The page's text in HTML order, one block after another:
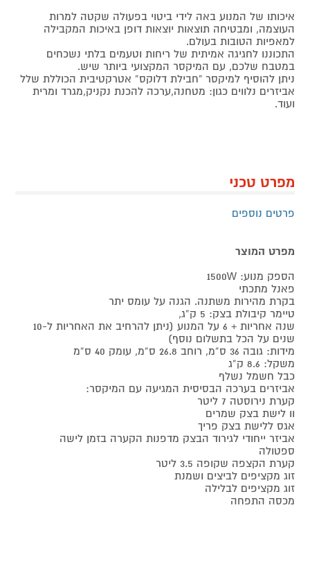
איכותו של המנוע באה לידי ביטוי בפעולה שקטה למרות
העוצמה, ומבטיחה תוצאות יוצאות דופן באיכות המקבילה
למאפיות הטובות בעולם.
התכוננו לחגיגה אמיתית של ריחות וטעמים בלתי נשכחים
במטבח שלכם, עם המיקסר המקצועי ביותר שיש.
ניתן להוסיף למיקסר “חבילת דלוקס” אטרקטיבית הכוללת שלל
אביזרים נלווים כגון: מטחנה,ערכה להכנת נקניק,מגרד ומרית
ועוד.
מפרט טכני
פרטים נוספים
מפרט המוצר
הספק מנוע: 1500W
פאנל מתכתי
בקרת מהירות משתנה. הגנה על עומס יתר
טיימר קיבולת בצק: 5 ק”ג,
שנה אחריות + 6 על המנוע (ניתן להרחיב את האחריות ל-10
שנים על הכל בתשלום נוסף)
מידות: גובה 36 ס”מ, רוחב 26.8 ס”מ, עומק 40 ס”מ
משקל: 8.6 ק”ג
כבל חשמל נשלף
אביזרים בערכה הבסיסית המגיעה עם המיקסר:
קערת נירוסטה 7 ליטר
וו לישת בצק שמרים
אגס ללישת בצק פריך
אביזר ייחודי לגירוד הבצק מדפנות הקערה בזמן לישה
ספטולה
קערת הקצפה שקופה 3.5 ליטר
זוג מקציפים לביצים ושמנת
זוג מקציפים לבלילה
מכסה התפחה